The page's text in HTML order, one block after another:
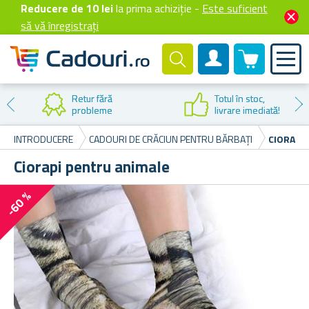
Reducere de 10 leila prima achiziție - Este suficient
să vă înregistrați
Cont client
0 produselor
Totul în stoc,
livrare imediată!
INTRODUCERE
CADOURI DE CRĂCIUN PENTRU BĂRBAȚI CIORAPI
Ciorapi pentru animale
-60 %